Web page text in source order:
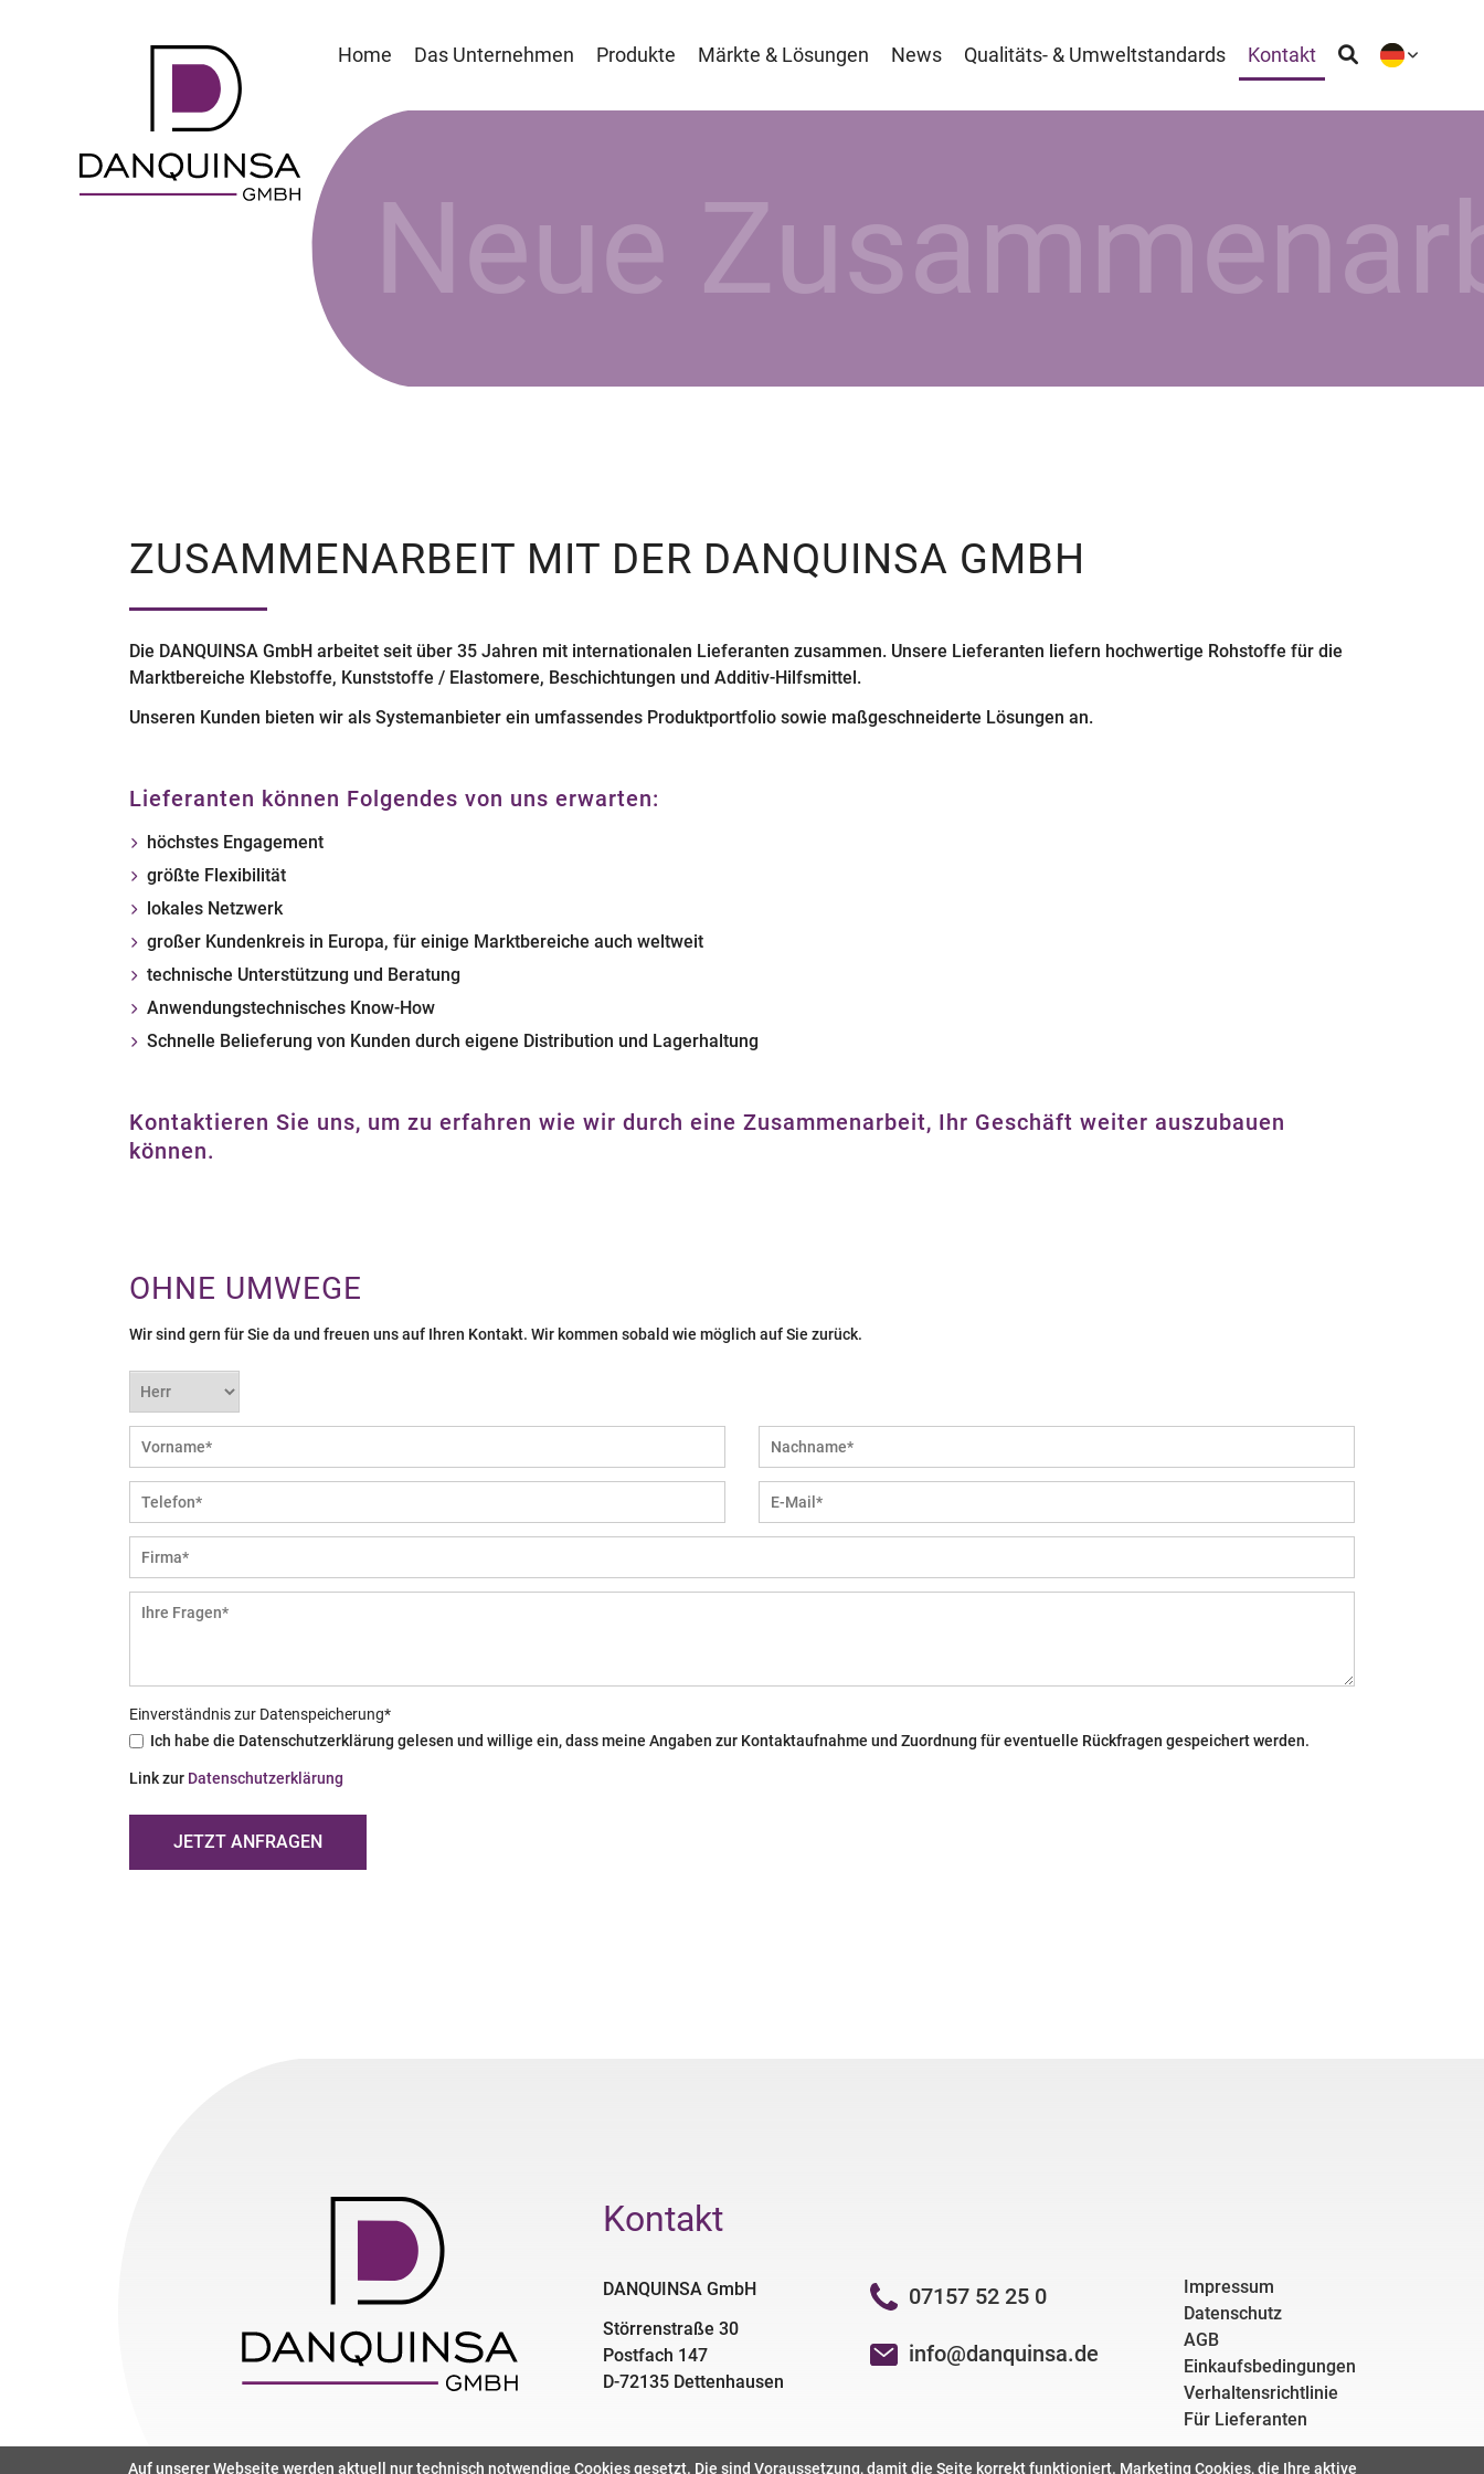
Home Das Unternehmen Produkte Märkte & Lösungen News Qualitäts- & Umweltstandards Kontakt
Neue
ZUSAMMENARBEIT MIT DER DANQUINSA GMBH
Die DANQUINSA GmbH arbeitet seit über 35 Jahren mit internationalen Lieferanten zusammen. Unsere Lieferanten liefern hochwertige Rohstoffe für die
Marktbereiche Klebstoffe, Kunststoffe / Elastomere, Beschichtungen und Additiv-Hilfsmittel.
Unseren Kunden bieten wir als Systemanbieter ein umfassendes Produktportfolio sowie maßgeschneiderte Lösungen an.
Lieferanten können Folgendes von uns erwarten:
höchstes Engagement
größte Flexibilität
lokales Netzwerk
großer Kundenkreis in Europa, für einige Marktbereiche auch weltweit
technische Unterstützung und Beratung
Anwendungstechnisches Know-How
Schnelle Belieferung von Kunden durch eigene Distribution und Lagerhaltung
Kontaktieren Sie uns, um zu erfahren wie wir durch eine Zusammenarbeit, Ihr Geschäft weiter auszubauen
können.
OHNE UMWEGE
Wir sind gern für Sie da und freuen uns auf Ihren Kontakt. Wir kommen sobald wie möglich auf Sie zurück.
Einverständnis zur Datenspeicherung*
Ich habe die Datenschutzerklärung gelesen und willige ein, dass meine Angaben zur Kontaktaufnahme und Zuordnung für eventuelle Rückfragen gespeichert werden.
Link zur Datenschutzerklärung
JETZT ANFRAGEN
Kontakt
DANQUINSA GmbH
Störrenstraße 30
Postfach 147
D-72135 Dettenhausen
07157 52 25 0
info@danquinsa.de
Impressum
Datenschutz
AGB
Einkaufsbedingungen
Verhaltensrichtlinie
Für Lieferanten
Auf unserer Webseite werden aktuell nur technisch notwendige Cookies gesetzt. Die sind Voraussetzung, damit die Seite korrekt funktioniert. Marketing Cookies, die Ihre aktive